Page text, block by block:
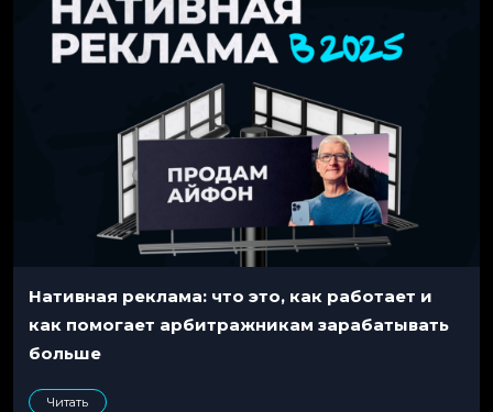
Нативная реклама: что это, как работает и
как помогает арбитражникам зарабатывать
больше
Читать